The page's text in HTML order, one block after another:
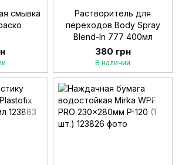
смывка
Растворитель для
переходов Body Spray
Blend-In 777 400мл
380 грн
В наличии